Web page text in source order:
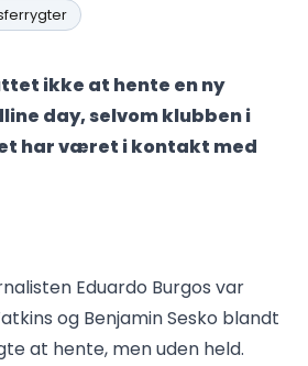
ikke at hente en ny
day, selvom klubben i
har været i kontakt med
Eduardo Burgos var
og Benjamin Sesko blandt
at hente, men uden held.